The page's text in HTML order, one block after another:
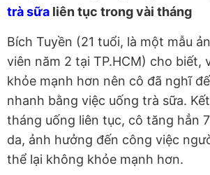
trà sữa liên tục trong vài tháng
Bích Tuyền (21 tuổi, là một mẫu
viên năm 2 tại TP.HCM) cho biết,
khỏe mạnh hơn nên cô đã nghĩ
nhanh bằng việc uống trà sữa.
tháng uống liên tục, cô tăng hẳn
da, ảnh hưởng đến công việc
thể lại không khỏe mạnh hơn.